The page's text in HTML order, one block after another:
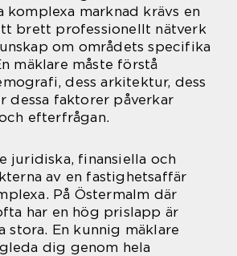
komplexa marknad krävs en
brett professionellt nätverk
om områdets specifika
mäklare måste förstå
dess arkitektur, dess
dessa faktorer påverkar
efterfrågan.
juridiska, finansiella och
av en fastighetsaffär
På Östermalm där
har en hög prislapp är
stora. En kunnig mäklare
dig genom hela